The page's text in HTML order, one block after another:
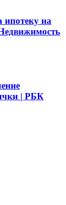
ипотеку на
| РБК